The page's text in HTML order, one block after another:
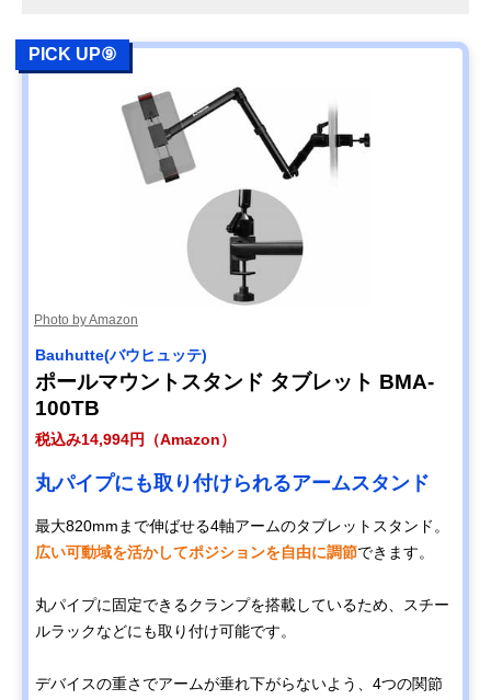
PICK UP⑨
Photo by Amazon
Bauhutte(バウヒュッテ)
ポールマウントスタンド タブレット BMA-
100TB
税込み14,994円（Amazon）
丸パイプにも取り付けられるアームスタンド
最大820mmまで伸ばせる4軸アームのタブレットスタンド。
広い可動域を活かしてポジションを自由に調節できます。
丸パイプに固定できるクランプを搭載しているため、スチー
ルラックなどにも取り付け可能です。
デバイスの重さでアームが垂れ下がらないよう、4つの関節